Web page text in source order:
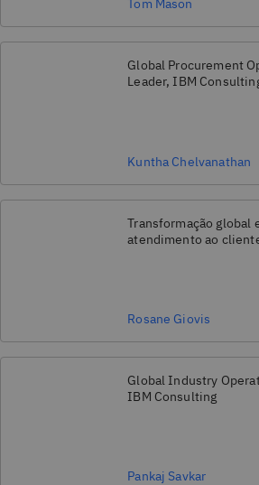
Tom Mason
Global Procurement
Leader, IBM
Kuntha Chelvanathan
Transformação global
atendimento ao
Rosane Giovis
Global Industry
IBM Consulting
Pankaj Savkar